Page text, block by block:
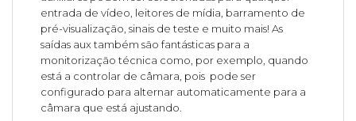
entrada de vídeo, leitores de mídia, barramento de
pré-visualização, sinais de teste e muito mais! As
saídas aux também são fantásticas para a
monitorização técnica como, por exemplo, quando
está a controlar de câmara, pois pode ser
configurado para alternar automaticamente para a
câmara que está ajustando.